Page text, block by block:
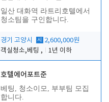
일산 대화역 라트리호텔에서
청소팀을 구인합니다.
경기 고양시 시
2,600,000원
객실청소,베팅 ,
1년 이하
호텔에어포트준
베팅, 청소이모, 부부팀 모집
합니다.